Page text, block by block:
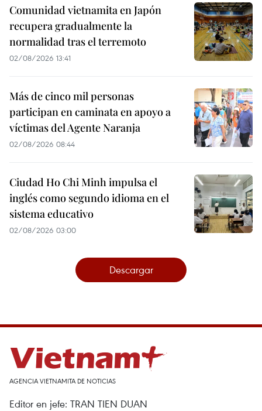
Comunidad vietnamita en Japón
recupera gradualmente la
normalidad tras el terremoto
02/08/2026 13:41
Más de cinco mil personas
participan en caminata en apoyo a
víctimas del Agente Naranja
02/08/2026 08:44
Ciudad Ho Chi Minh impulsa el
inglés como segundo idioma en el
sistema educativo
02/08/2026 03:00
Descargar
AGENCIA VIETNAMITA DE NOTICIAS
Editor en jefe: TRAN TIEN DUAN